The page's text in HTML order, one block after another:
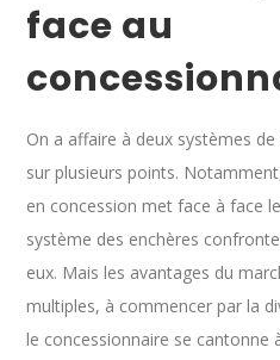
face au
On a affaire à deux systèmes
sur plusieurs points.
en concession met face à face
système des enchères
eux. Mais les avantages du
multiples, à commencer par la
le concessionnaire se cantonne